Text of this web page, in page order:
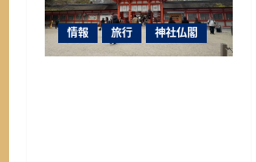
情報 旅行 神社仏閣